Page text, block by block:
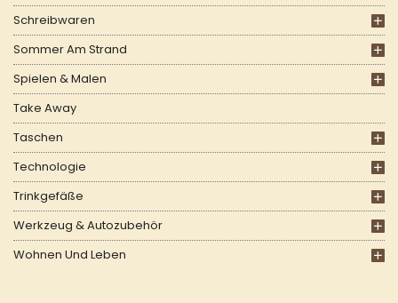
Schreibwaren
Sommer Am Strand
Spielen & Malen
Take Away
Taschen
Technologie
Trinkgefäße
Werkzeug & Autozubehör
Wohnen Und Leben